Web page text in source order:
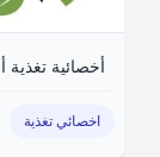
أخصائية
اخصائي تغذية